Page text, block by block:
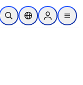
o conteúdo principal
Pesquisa aberta
Seletor deSign in to
menu